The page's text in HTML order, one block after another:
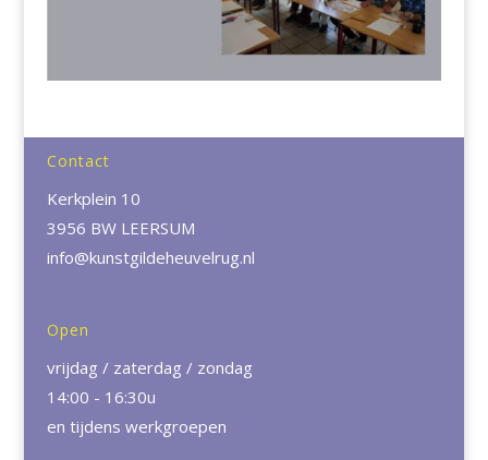
Contact
Kerkplein 10
3956 BW LEERSUM
info@kunstgildeheuvelrug.nl
Open
vrijdag / zaterdag / zondag
14:00 - 16:30u
en tijdens werkgroepen